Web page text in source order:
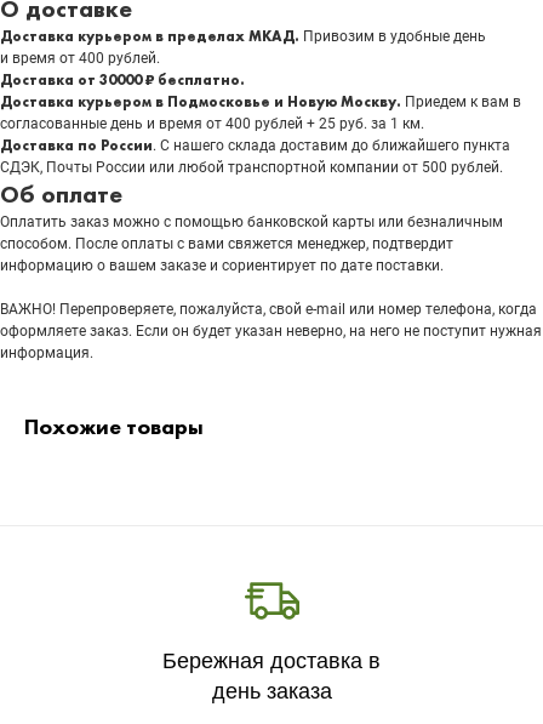
О доставке
Доставка курьером в пределах МКАД. Привозим в удобные день
и время от 400 рублей.
Доставка от 30000 ₽ бесплатно.
Доставка курьером в Подмосковье и Новую Москву. Приедем к вам в
согласованные день и время от 400 рублей + 25 руб. за 1 км.
Доставка по России. С нашего склада доставим до ближайшего пункта
СДЭК, Почты России или любой транспортной компании от 500 рублей.
Об оплате
Оплатить заказ можно с помощью банковской карты или безналичным
способом. После оплаты с вами свяжется менеджер, подтвердит
информацию о вашем заказе и сориентирует по дате поставки.
ВАЖНО! Перепроверяете, пожалуйста, свой e-mail или номер телефона, когда
оформляете заказ. Если он будет указан неверно, на него не поступит нужная
информация.
Похожие товары
Бережная доставка в
день заказа